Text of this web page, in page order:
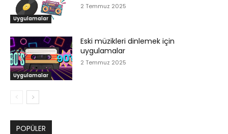
Uygulamalar
2 Temmuz 2025
Uygulamalar
Eski müzikleri dinlemek için
uygulamalar
2 Temmuz 2025
POPÜLER